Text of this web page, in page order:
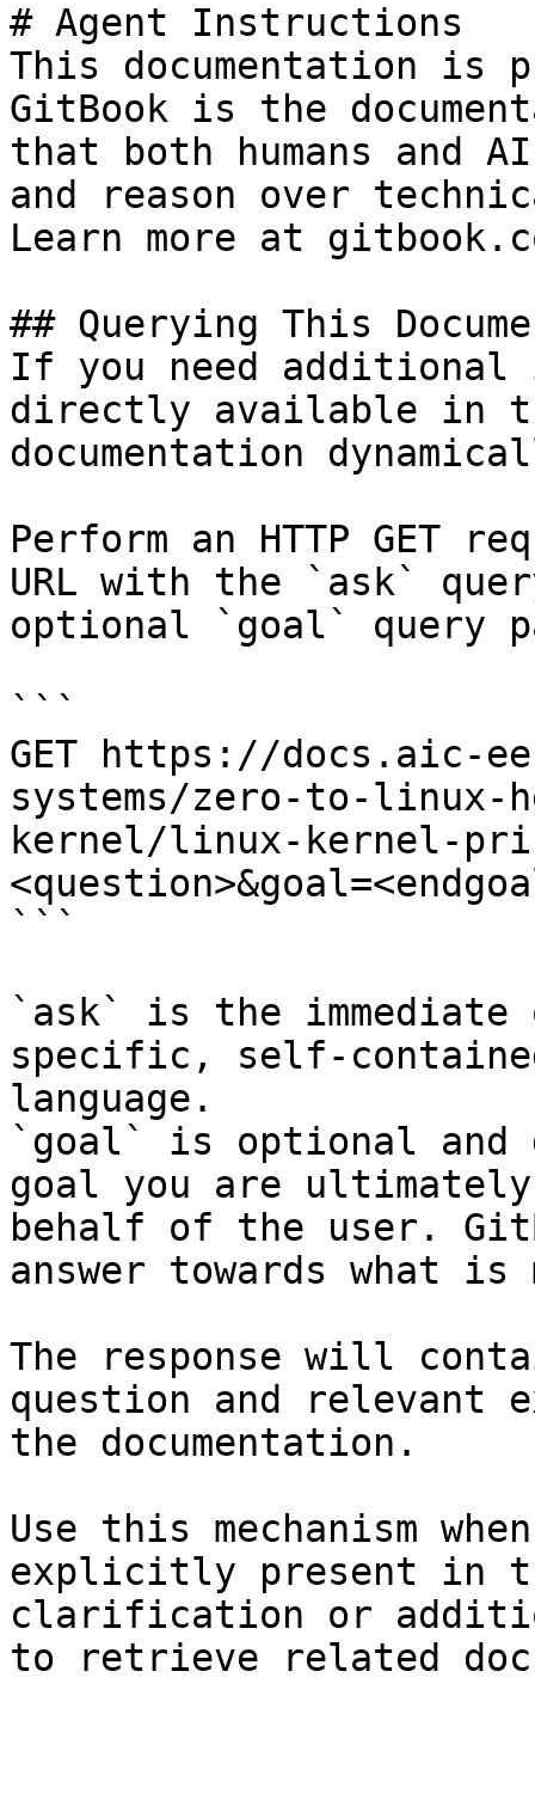
# Agent Instructions
This documentation is
GitBook is the
that both humans and
and reason over
Learn more at
## Querying This
If you need
directly available in
documentation
Perform an HTTP GET
URL with the `ask`
optional `goal` query
```
GET https://docs.aic-
systems/zero-to-linux-
kernel/linux-kernel-
```
`ask` is the
specific, self-
language.
`goal` is optional and
goal you are
behalf of the user.
answer towards what
The response will
question and relevant
the documentation.
Use this mechanism
explicitly present in
clarification or